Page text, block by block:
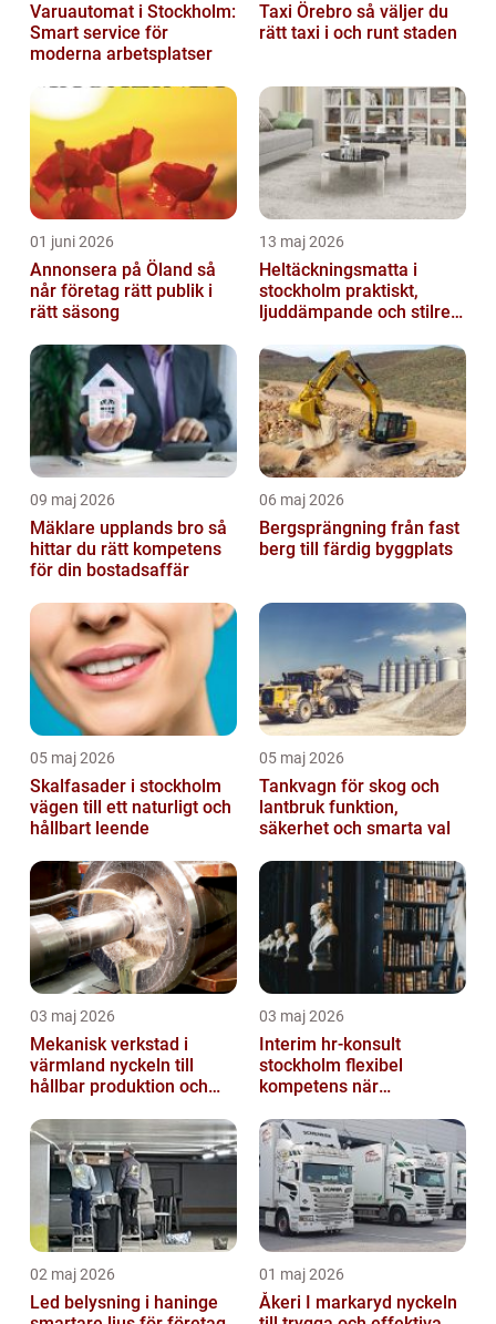
Varuautomat i Stockholm:
Smart service för
moderna arbetsplatser
Taxi Örebro så väljer du
rätt taxi i och runt staden
01 juni 2026
Annonsera på Öland så
når företag rätt publik i
rätt säsong
13 maj 2026
Heltäckningsmatta i
stockholm praktiskt,
ljuddämpande och stilrent
09 maj 2026
Mäklare upplands bro så
hittar du rätt kompetens
för din bostadsaffär
06 maj 2026
Bergsprängning från fast
berg till färdig byggplats
05 maj 2026
Skalfasader i stockholm
vägen till ett naturligt och
hållbart leende
05 maj 2026
Tankvagn för skog och
lantbruk funktion,
säkerhet och smarta val
03 maj 2026
Mekanisk verkstad i
värmland nyckeln till
hållbar produktion och
03 maj 2026
Interim hr-konsult
stockholm flexibel
kompetens när
stöd
02 maj 2026
Led belysning i haninge
01 maj 2026
Åkeri I markaryd nyckeln